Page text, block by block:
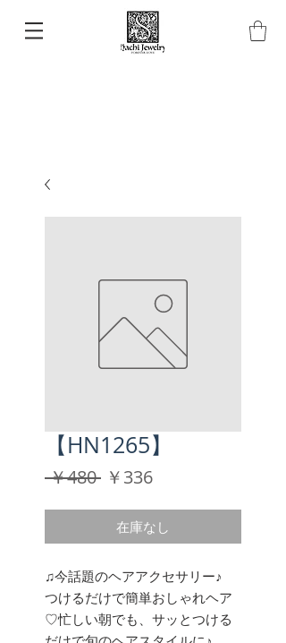
【HN1265】
￥480 通
価
格
￥336セ
ル
価
格
在庫なし
♫今話題のヘアアクセサリー♪
つけるだけで簡単おしゃれヘア
♡忙しい朝でも、サッとつける